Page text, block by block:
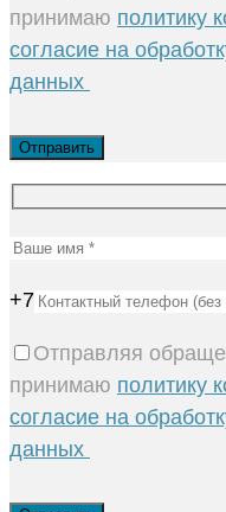
принимаю политику
согласие на
данных
+7
Отправляя
принимаю политику
согласие на
данных